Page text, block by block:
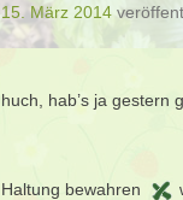
15. März 2014
huch, hab’s ja gestern
Haltung bewahren